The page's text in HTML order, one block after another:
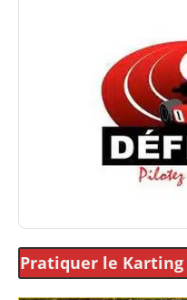
Pratiquer le Karting